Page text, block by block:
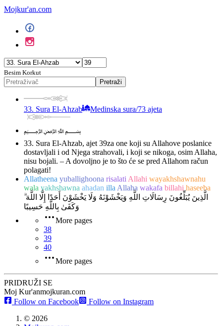
Mojkur'an.com
Besim Korkut
Pretraži
33. Sura El-Ahzab Medinska sura/73 ajeta
﷽
33. Sura El-Ahzab, ajet 39za one koji su Allahove poslanice
dostavljali i od Njega strahovali, i koji se nikoga, osim Allaha,
nisu bojali. – A dovoljno je to što će se pred Allahom račun
polagati!
Allatheena yuballighoona risalati Allahi wayakhshawnahu
wala yakhshawna ahadan illa Allaha wakafa billahi haseeba
الَّذِينَ يُبَلِّغُونَ رِسَالَاتِ اللَّهِ وَيَخْشَوْنَهُ وَلَا يَخْشَوْنَ أَحَدًا إِلَّا اللَّهَ ۗ
وَكَفَىٰ بِاللَّهِ حَسِيبًا
More pages
38
39
40
More pages
PRIDRUŽI SE
Moj Kur'anmojkuran.com
Follow on Facebook
Follow on Instagram
© 2026